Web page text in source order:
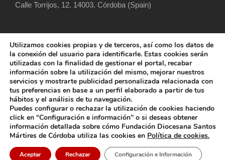
Calle Torrijos, 12. 14003. Córdoba (Spain)
COPYRIGHT 2025 FUNDACIÓN DIOCESANA
SANTOS MÁRTIRES, ALL RIGHT RESERVED
POLÍTICA DE COOKIES AVISO LEGAL
POLÍTICA DE PRIVACIDAD POLÍTICA EXTERNA
Utilizamos cookies propias y de terceros, así como los datos de
la conexión del usuario para identificarle. Estas cookies serán
utilizadas con la finalidad de gestionar el portal, recabar
información sobre la utilización del mismo, mejorar nuestros
servicios y mostrarte publicidad personalizada relacionada con
tus preferencias en base a un perfil elaborado a partir de tus
hábitos y el análisis de tu navegación.
Puedes configurar o rechazar la utilización de cookies haciendo
click en “Configuración e información" o si deseas obtener
información detallada sobre cómo Fundación Diocesana Santos
Mártires de Córdoba utiliza las cookies en Política de cookies.
Aceptar Rechazar Configuración e Información